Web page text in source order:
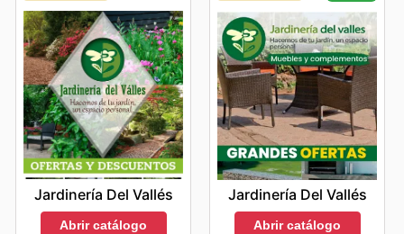
Jardinería Del Vallés
Abrir catálogo
Jardinería Del Vallés
Abrir catálogo